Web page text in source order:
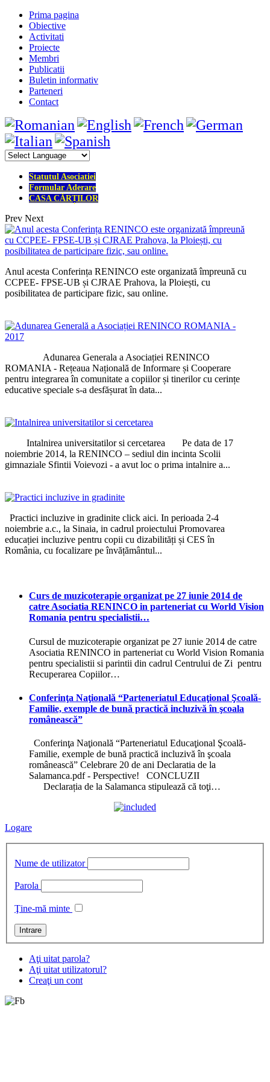
Prima pagina
Obiective
Activitati
Proiecte
Membri
Publicatii
Buletin informativ
Parteneri
Contact
Statutul Asociatiei
Formular Aderare
CASA CĂRȚILOR
Prev Next
Anul acesta Conferința RENINCO este organizată împreună cu
CCPEE- FPSE-UB și CJRAE Prahova, la Ploiești, cu
posibilitatea de participare fizic, sau online.
Adunarea Generala a Asociației RENINCO
ROMANIA - Rețeaua Națională de Informare și Cooperare
pentru integrarea în comunitate a copiilor și tinerilor cu cerințe
educative speciale s-a desfășurat în data...
Intalnirea universitatilor si cercetarea Pe data de 17
noiembrie 2014, la RENINCO – sediul din incinta Scolii
gimnaziale Sfintii Voievozi - a avut loc o prima intalnire a...
Practici incluzive in gradinite click aici. In perioada 2-4
noiembrie a.c., la Sinaia, in cadrul proiectului Promovarea
educației incluzive pentru copii cu dizabilități și CES în
România, cu focalizare pe învățământul...
Curs de muzicoterapie organizat pe 27 iunie 2014 de
catre Asociatia RENINCO in parteneriat cu World Vision
Romania pentru specialistii…
Cursul de muzicoterapie organizat pe 27 iunie 2014 de catre
Asociatia RENINCO in parteneriat cu World Vision Romania
pentru specialistii si parintii din cadrul Centrului de Zi pentru
Recuperarea Copiilor…
Conferinţa Naţională “Parteneriatul Educaţional Şcoală-
Familie, exemple de bună practică incluzivă în şcoala
românească”
Conferinţa Naţională “Parteneriatul Educaţional Şcoală-
Familie, exemple de bună practică incluzivă în şcoala
românească” Celebrare 20 de ani Declaratia de la
Salamanca.pdf - Perspective! CONCLUZII
Declarația de la Salamanca stipulează că toţi…
Logare
Nume de utilizator
Parola
Ţine-mă minte
Aţi uitat parola?
Aţi uitat utilizatorul?
Creaţi un cont